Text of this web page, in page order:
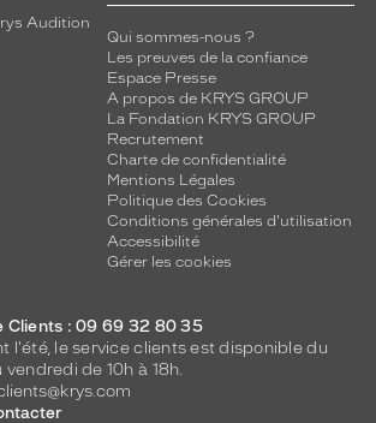
Audition
Qui sommes-nous ?
Les preuves de la confiance
Espace Presse
A propos de KRYS GROUP
La Fondation KRYS GROUP
Recrutement
Charte de confidentialité
Mentions Légales
Politique des Cookies
Conditions générales d'utilisation
Accessibilité
Gérer les cookies
Clients : 09 69 32 80 35
l'été, le service clients est disponible du
vendredi de 10h à 18h.